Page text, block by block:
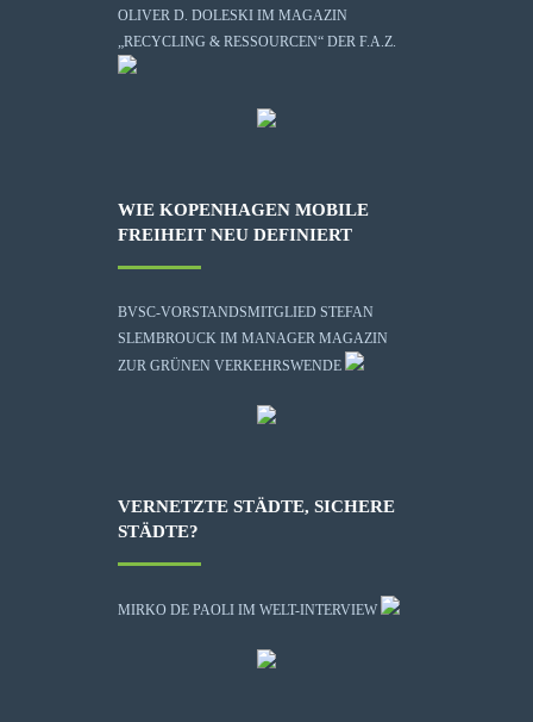
OLIVER D. DOLESKI IM MAGAZIN
„RECYCLING & RESSOURCEN“ DER F.A.Z.
WIE KOPENHAGEN MOBILE
FREIHEIT NEU DEFINIERT
BVSC-VORSTANDSMITGLIED STEFAN
SLEMBROUCK IM MANAGER MAGAZIN
ZUR GRÜNEN VERKEHRSWENDE
VERNETZTE STÄDTE, SICHERE
STÄDTE?
MIRKO DE PAOLI IM WELT-INTERVIEW